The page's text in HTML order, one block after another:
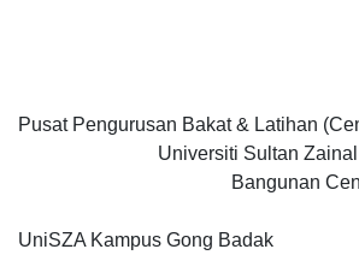
Pusat Pengurusan Bakat &
Universiti Sultan
Bangunan
UniSZA Kampus Gong